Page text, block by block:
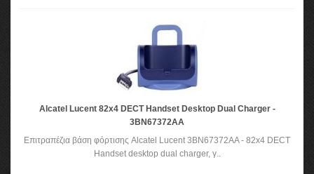
Alcatel Lucent 82x4 DECT Handset Desktop Dual Charger -
3BN67372AA
Επιτραπέζια βάση φόρτισης Alcatel Lucent 3BN67372AA - 82x4 DECT
Handset desktop dual charger, γ..